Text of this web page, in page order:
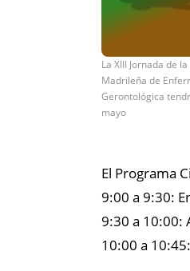
La XIII Jornada de
Madrileña de
Gerontológica
mayo
El Programa
9:00 a 9:30:
9:30 a 10:00:
10:00 a 10:45: